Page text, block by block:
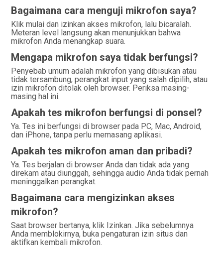
Bagaimana cara menguji mikrofon saya?
Klik mulai dan izinkan akses mikrofon, lalu bicaralah.
Meteran level langsung akan menunjukkan bahwa
mikrofon Anda menangkap suara.
Mengapa mikrofon saya tidak berfungsi?
Penyebab umum adalah mikrofon yang dibisukan atau
tidak tersambung, perangkat input yang salah dipilih, atau
izin mikrofon ditolak oleh browser. Periksa masing-
masing hal ini.
Apakah tes mikrofon berfungsi di ponsel?
Ya. Tes ini berfungsi di browser pada PC, Mac, Android,
dan iPhone, tanpa perlu memasang aplikasi.
Apakah tes mikrofon aman dan pribadi?
Ya. Tes berjalan di browser Anda dan tidak ada yang
direkam atau diunggah, sehingga audio Anda tidak pernah
meninggalkan perangkat.
Bagaimana cara mengizinkan akses
mikrofon?
Saat browser bertanya, klik Izinkan. Jika sebelumnya
Anda memblokirnya, buka pengaturan izin situs dan
aktifkan kembali mikrofon.